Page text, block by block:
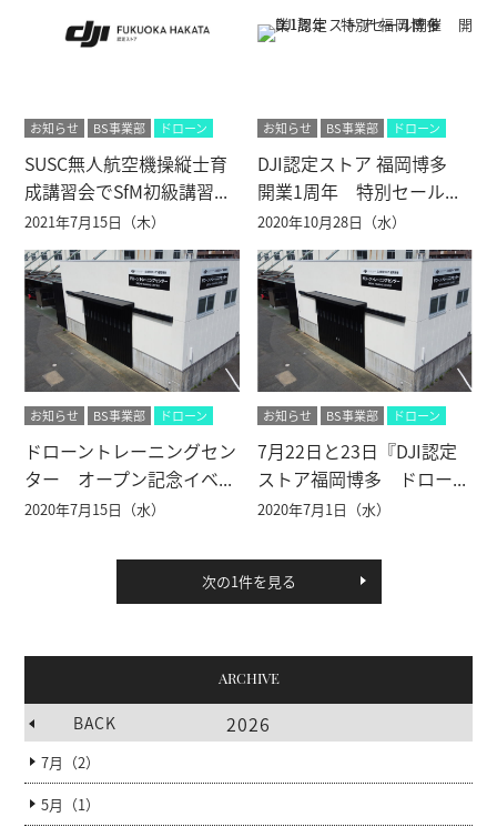
お知らせ BS事業部 ドローン
SUSC無人航空機操縦士育
成講習会でSfM初級講習...
2021年7月15日（木）
お知らせ BS事業部 ドローン
DJI認定ストア 福岡博多
開業1周年 特別セール...
2020年10月28日（水）
お知らせ BS事業部 ドローン
ドローントレーニングセン
ター オープン記念イベ...
2020年7月15日（水）
お知らせ BS事業部 ドローン
7月22日と23日『DJI認定
ストア福岡博多 ドロー...
2020年7月1日（水）
次の1件を見る
ARCHIVE
BACK 2026
7月（2）
5月（1）